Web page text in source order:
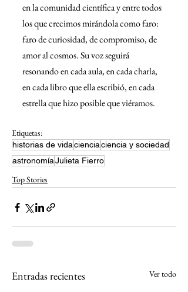
en la comunidad científica y entre todos
los que crecimos mirándola como faro:
faro de curiosidad, de compromiso, de
amor al cosmos. Su voz seguirá
resonando en cada aula, en cada charla,
en cada libro que ella escribió, en cada
estrella que hizo posible que viéramos.
Etiquetas:
historias de vidacienciaciencia y sociedad
astronomíaJulieta Fierro
Top Stories
Entradas recientes Ver todo